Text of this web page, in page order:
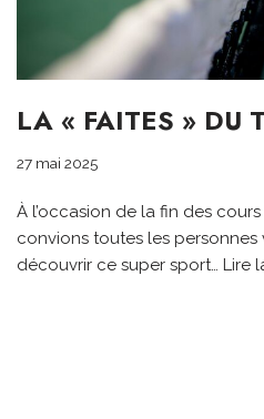
LA « FAITES » DU
27 mai 2025
À l’occasion de la fin des
convions toutes les
découvrir ce super sport… Lire